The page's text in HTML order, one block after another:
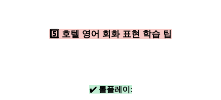
5️⃣ 호텔 영어 회화 표현 학습 팁
✔️ 롤플레이 :